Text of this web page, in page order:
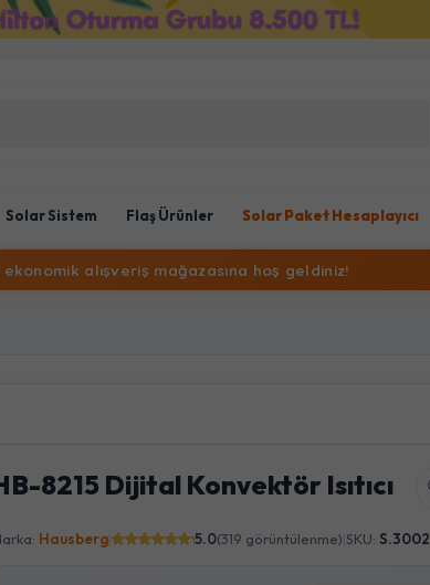
Solar Sistem Flaş Ürünler Solar Paket Hesaplayıcı
alışveriş mağazasına hoş geldiniz!
8215 Dijital Konvektör Isıtıcı
Hausberg 5.0(319 görüntülenme) SKU: S.3002